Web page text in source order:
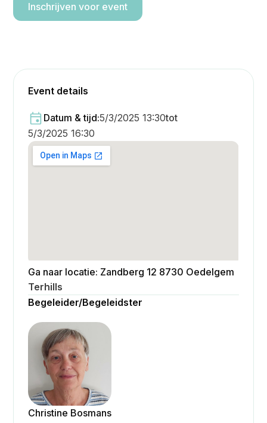
Inschrijven voor event
Event details
Datum & tijd:5/3/2025 13:30tot
5/3/2025 16:30
Ga naar locatie: Zandberg 12 8730 Oedelgem
Terhills
Begeleider/Begeleidster
Christine Bosmans